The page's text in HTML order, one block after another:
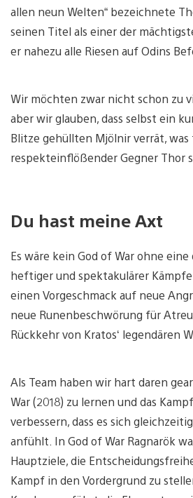
allen neun Welten“ bezeichnete
seinen Titel als einer der
er nahezu alle Riesen auf Odins
Wir möchten zwar nicht schon zu
aber wir glauben, dass selbst ein
Blitze gehüllten Mjölnir verrät, was
respekteinflößender Gegner Thor
Du hast meine Axt
Es wäre kein God of War ohne
heftiger und spektakulärer
einen Vorgeschmack auf neue
neue Runenbeschwörung für
Rückkehr von Kratos‘ legendären
Als Team haben wir hart daren
War (2018) zu lernen und das
verbessern, dass es sich
anfühlt. In God of War Ragnarök
Hauptziele, die
Kampf in den Vordergrund zu